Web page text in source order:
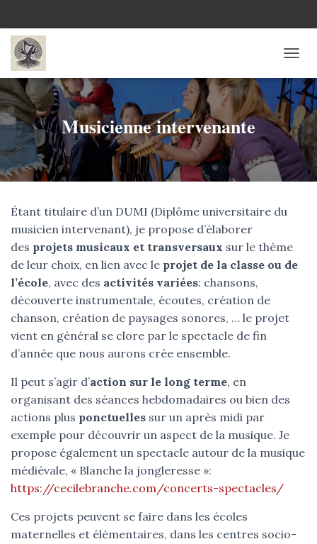
U
V
R
R
E
A
N
Musicienne intervenante
Étant titulaire d’un DUMI (Diplôme universitaire du
musicien intervenant), je propose d’élaborer
des projets musicaux et transversaux sur le thème
de leur choix, en lien avec le projet de la classe ou de
l’école, avec des activités variées: chansons,
découverte instrumentale, écoutes, création de
chanson, création de paysages sonores, … le projet
vient en général se clore par le spectacle de fin
d’année que nous aurons crée ensemble.
Il peut s’agir d’action sur le long terme, en
organisant des séances hebdomadaires ou bien des
actions plus ponctuelles sur un après midi par
exemple pour découvrir un aspect de la musique. Je
propose également un spectacle autour de la musique
médiévale, « Blanche la jongleresse »:
https://cecilebranche.com/concerts-spectacles/
Ces projets peuvent se faire dans les écoles
maternelles et élémentaires, dans les centres socio-